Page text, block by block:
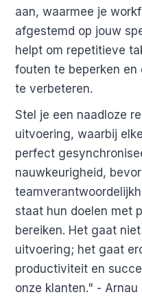
aan, waarmee je
afgestemd op jouw
helpt om repetitieve
fouten te beperken
te verbeteren.
Stel je een naadloze
uitvoering, waarbij
perfect
nauwkeurigheid,
staat hun doelen met
bereiken. Het gaat
uitvoering; het gaat
productiviteit en
onze klanten." - Arnau